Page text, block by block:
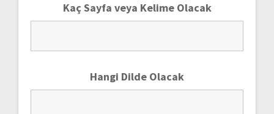
Kaç Sayfa veya Kelime Olacak
Hangi Dilde Olacak